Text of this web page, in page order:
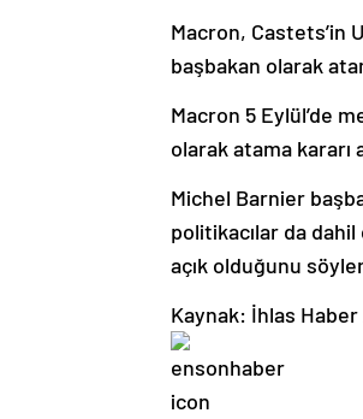
Macron, Castets’in
başbakan olarak
Macron 5 Eylül’de
olarak atama kararı
Michel Barnier
politikacılar da
açık olduğunu
Kaynak: İhlas Haber